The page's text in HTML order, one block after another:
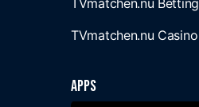
TVmatchen.nu Betting
TVmatchen.nu Casino
Apps